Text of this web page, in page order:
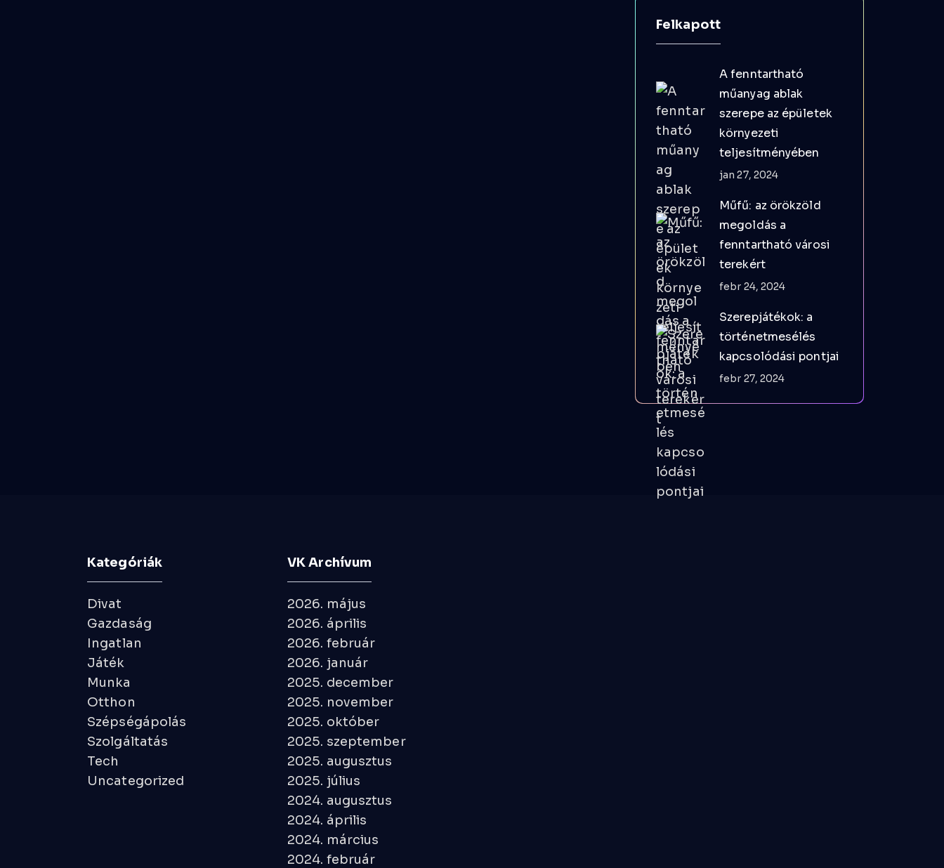
Felkapott
A fenntartható
műanyag ablak
szerepe az épületek
környezeti
teljesítményében
jan 27, 2024
Műfű: az örökzöld
megoldás a
fenntartható városi
terekért
febr 24, 2024
Szerepjátékok: a
történetmesélés
kapcsolódási pontjai
febr 27, 2024
Kategóriák
Divat
Gazdaság
Ingatlan
Játék
Munka
Otthon
Szépségápolás
Szolgáltatás
Tech
Uncategorized
VK Archívum
2026. május
2026. április
2026. február
2026. január
2025. december
2025. november
2025. október
2025. szeptember
2025. augusztus
2025. július
2024. augusztus
2024. április
2024. március
2024. február